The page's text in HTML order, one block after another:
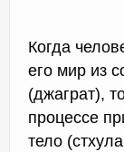
Когда
его мир из
(джаграт),
процессе
тело